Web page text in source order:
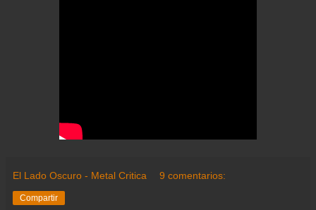
El Lado Oscuro - Metal Critica 9 comentarios:
Compartir